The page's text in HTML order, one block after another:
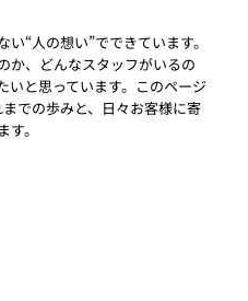
“人の想い”でできています。
か、どんなスタッフがいるの
いと思っています。このページ
での歩みと、日々お客様に寄
。